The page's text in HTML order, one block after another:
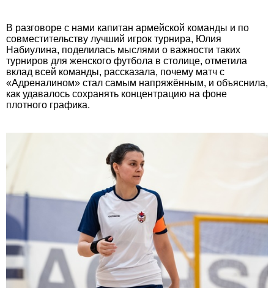
В разговоре с нами капитан армейской команды и по
совместительству лучший игрок турнира, Юлия
Набиулина, поделилась мыслями о важности таких
турниров для женского футбола в столице, отметила
вклад всей команды, рассказала, почему матч с
«Адреналином» стал самым напряжённым, и объяснила,
как удавалось сохранять концентрацию на фоне
плотного графика.